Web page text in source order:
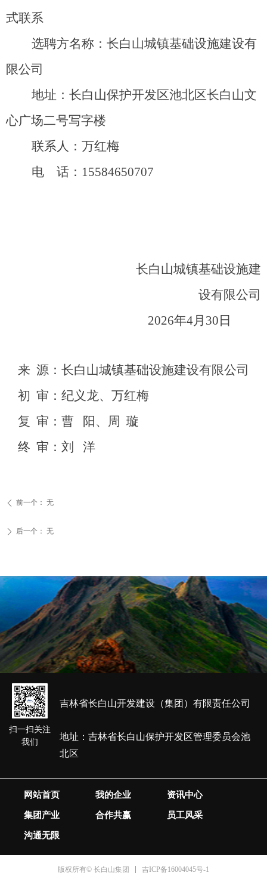
式联系
选聘方名称：长白山城镇基础设施建设有
限公司
地址： 长白山保护开发区池北区长白山文
心广场二号写字楼
联系人： 万红梅
电 话： 15584650707
长白山城镇基础设施建
设有限公司
2026年4月 30 日
来 源：长白山城镇基础设施建设有限公司
初 审：纪义龙、万红梅
复 审：曹 阳、周 璇
终 审：刘 洋
ꄴ 前一个： 无
ꄲ 后一个： 无
扫一扫关注
我们
网站首页 我的企业 资讯中心
集团产业 合作共赢 员工风采
沟通无限
吉林省长白山开发建设（集团）有限责任公司
地址：吉林省长白山保护开发区管理委员会池
北区
版权所有© 长白山集团 吉ICP备16004045号-1